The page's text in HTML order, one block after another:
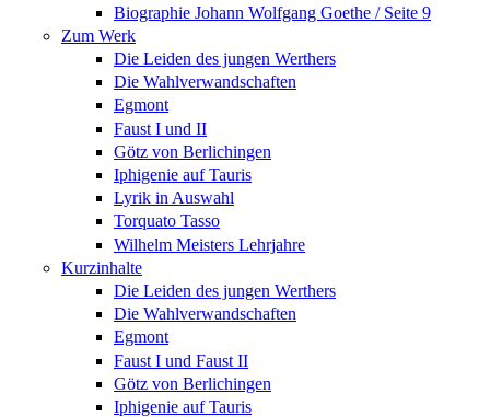
Biographie Johann Wolfgang Goethe / Seite 9
Zum Werk
Die Leiden des jungen Werthers
Die Wahlverwandschaften
Egmont
Faust I und II
Götz von Berlichingen
Iphigenie auf Tauris
Lyrik in Auswahl
Torquato Tasso
Wilhelm Meisters Lehrjahre
Kurzinhalte
Die Leiden des jungen Werthers
Die Wahlverwandschaften
Egmont
Faust I und Faust II
Götz von Berlichingen
Iphigenie auf Tauris